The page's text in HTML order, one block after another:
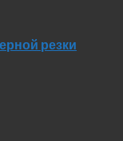
резки